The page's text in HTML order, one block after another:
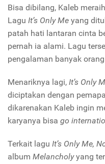
Bisa dibilang, Kaleb
Lagu It’s Only Me yang
patah hati lantaran cinta
pernah ia alami. Lagu
pengalaman banyak
Menariknya lagi, It’s Only
diciptakan dengan
dikarenakan Kaleb ingin
karyanya bisa go
Terkait lagu It’s Only Me,
album Melancholyyang